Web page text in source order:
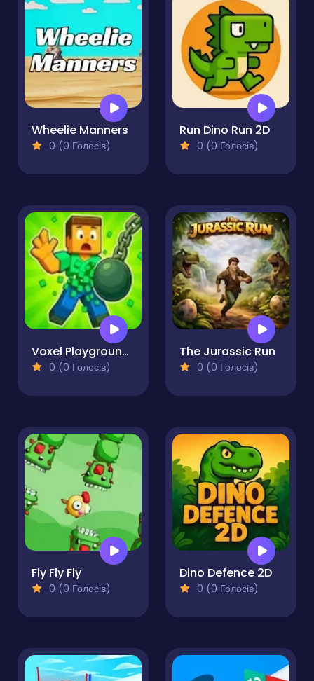
Wheelie Manners
0 (0 Голосів)
Run Dino Run 2D
0 (0 Голосів)
Voxel Playground - Ragdoll Noob
0 (0 Голосів)
The Jurassic Run
0 (0 Голосів)
Fly Fly Fly
0 (0 Голосів)
Dino Defence 2D
0 (0 Голосів)